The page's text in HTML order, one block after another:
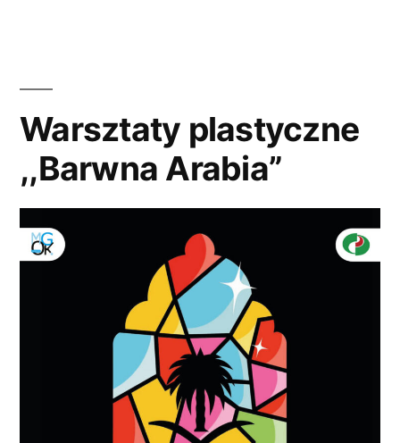
Warsztaty plastyczne
,,Barwna Arabia”